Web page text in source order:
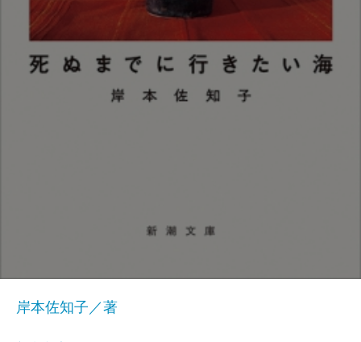
岸本佐知子／著